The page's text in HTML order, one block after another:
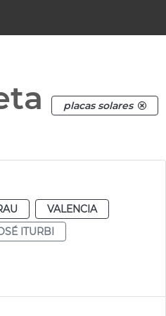
placas solares
VALENCIA
ITURBI